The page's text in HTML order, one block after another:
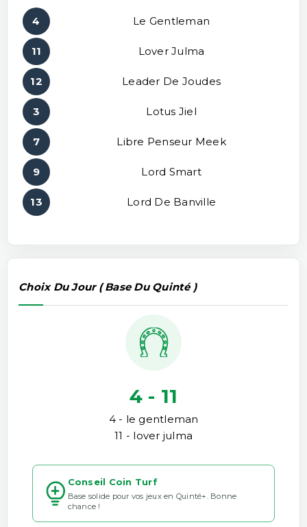
4 Le Gentleman
11 Lover Julma
12 Leader De Joudes
3 Lotus Jiel
7 Libre Penseur Meek
9 Lord Smart
13 Lord De Banville
Choix Du Jour ( Base Du Quinté )
4 - 11
4 - le gentleman
11 - lover julma
Conseil Coin Turf
Base solide pour vos jeux en Quinté+. Bonne
chance !